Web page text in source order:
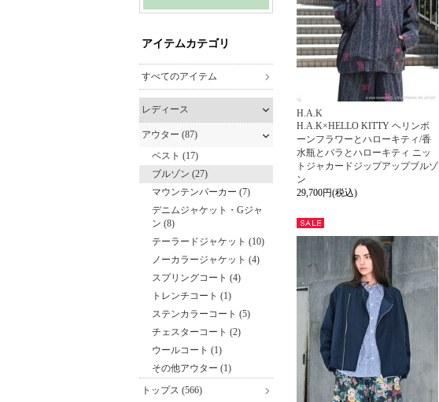
アイテムカテゴリ
すべてのアイテム
レディース
アウター (87)
ベスト (17)
ブルゾン (27)
マウンテンパーカー (7)
デニムジャケット・Gジャ
ン (8)
テーラードジャケット (10)
ノーカラージャケット (4)
スプリングコート (4)
トレンチコート (1)
ステンカラーコート (5)
チェスターコート (2)
ウールコート (1)
その他アウター (1)
トップス (566)
H.A.K
H.A.K×HELLO KITTY ヘリンボ
ーンフラワーとハローキティ/香
水瓶とバラとハローキティ ニッ
トジャカードジップアップブルゾ
ン
29,700円(税込)
セー